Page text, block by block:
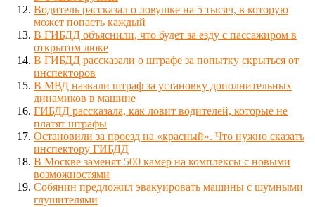
Водитель рассказал о ловушке на 5 тысяч, в которую
может попасть каждый
В ГИБДД объяснили, что будет за езду с пассажиром в
открытом люке
В ГИБДД рассказали о штрафе за попытку скрыться от
инспекторов
В МВД назвали штраф за установку дополнительных
динамиков в машине
ГИБДД рассказала, как ловит водителей, которые не
платят штрафы
Остановили за проезд на «красный». Что нужно сказать
инспектору ГИБДД
В Москве заменят 500 камер на комплексы с новыми
возможностями
Собянин предложил эвакуировать машины с шумными
глушителями